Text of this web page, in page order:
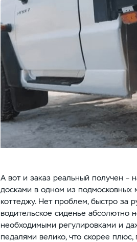
А вот и заказ реальный получен –
досками в одном из подмосковных
коттеджу. Нет проблем, быстро за
водительское сиденье абсолютно
необходимыми регулировками и
педалями велико, что скорее